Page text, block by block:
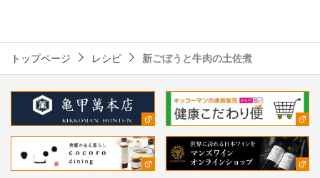
トップページ レシピ 新ごぼうと牛肉の土佐煮